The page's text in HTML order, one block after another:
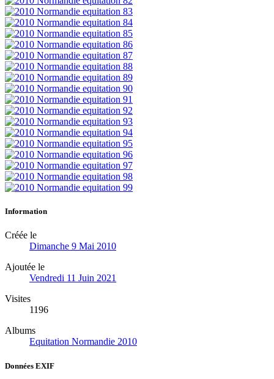
Information
Créée le
Dimanche 9 Mai 2010
Ajoutée le
Vendredi 11 Juin 2021
Visites
1196
Albums
Equitation Normandie 2010
Données EXIF